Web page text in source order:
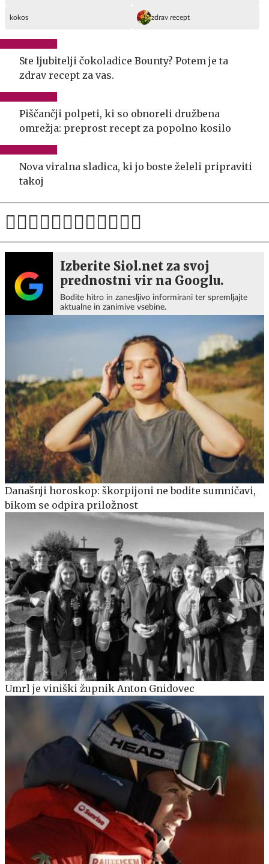
kokos zdrav recept
Ste ljubitelji čokoladice Bounty? Potem je ta
zdrav recept za vas.
Piščančji polpeti, ki so obnoreli družbena
omrežja: preprost recept za popolno kosilo
Nova viralna sladica, ki jo boste želeli pripraviti
takoj
Izberite Siol.net za svoj
prednostni vir na Googlu.
Bodite hitro in zanesljivo informirani ter spremljajte
aktualne in zanimive vsebine.
Današnji horoskop: škorpijoni ne bodite sumničavi,
bikom se odpira priložnost
Umrl je viniški župnik Anton Gnidovec